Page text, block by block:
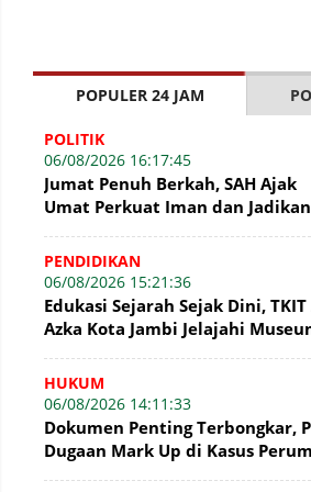
POPULER 24 JAM
POLITIK
06/08/2026 16:17:45
Jumat Penuh Berkah, SAH Ajak
Umat Perkuat Iman dan Jadikan
Membangun Bangsa
PENDIDIKAN
06/08/2026 15:21:36
Edukasi Sejarah Sejak Dini, TKIT
Azka Kota Jambi Jelajahi
HUKUM
06/08/2026 14:11:33
Dokumen Penting Terbongkar,
Dugaan Mark Up di Kasus